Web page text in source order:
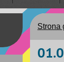
Strona